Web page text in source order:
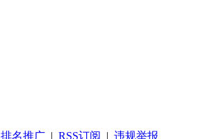
排名推广 | RSS订阅 | 违规举报